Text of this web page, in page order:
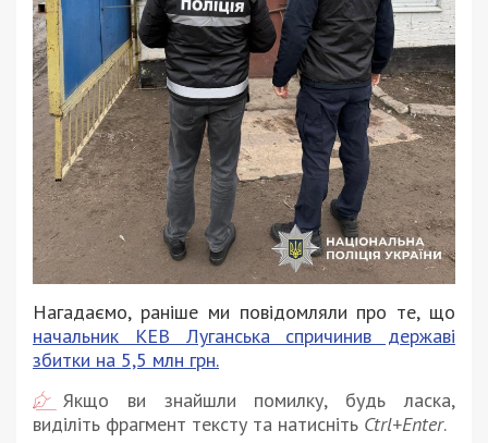
Нагадаємо, раніше ми повідомляли про те, що
начальник КЕВ Луганська спричинив державі
збитки на 5,5 млн грн.
Якщо ви знайшли помилку, будь ласка,
виділіть фрагмент тексту та натисніть Ctrl+Enter.